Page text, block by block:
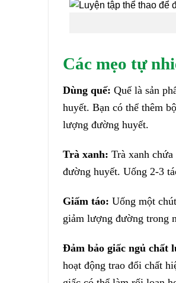
Các mẹo tự
Dùng quế: Quế là sản
huyết. Bạn có thể thêm
lượng đường huyết.
Trà xanh: Trà xanh
đường huyết. Uống 2-3
Giấm táo: Uống một
giảm lượng đường trong
Đảm bảo giấc ngủ chất
hoạt động trao đổi chất